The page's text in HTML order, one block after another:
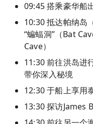
09:45 搭乘豪华船
10:30 抵达帕纳岛
“蝙蝠洞”（Bat
Cave）
11:30 前往洪岛进
带你深入秘境
12:30 于船上享用
13:30 探访James